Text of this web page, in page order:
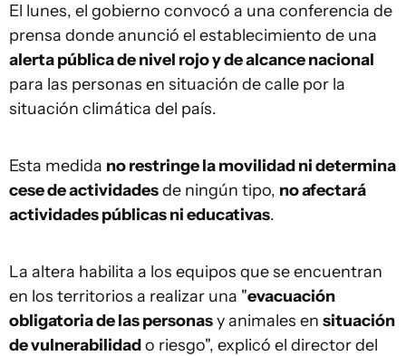
El lunes, el gobierno convocó a una conferencia de
prensa donde anunció el establecimiento de una
alerta pública de nivel rojo y de alcance nacional
para las personas en situación de calle por la
situación climática del país.
Esta medida no restringe la movilidad ni determina
cese de actividadesde ningún tipo, no afectará
actividades públicas ni educativas.
La altera habilita a los equipos que se encuentran
en los territorios a realizar una "evacuación
obligatoria de las personasy animales en situación
de vulnerabilidado riesgo", explicó el director del